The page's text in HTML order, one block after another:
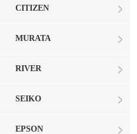
CITIZEN
MURATA
RIVER
SEIKO
EPSON